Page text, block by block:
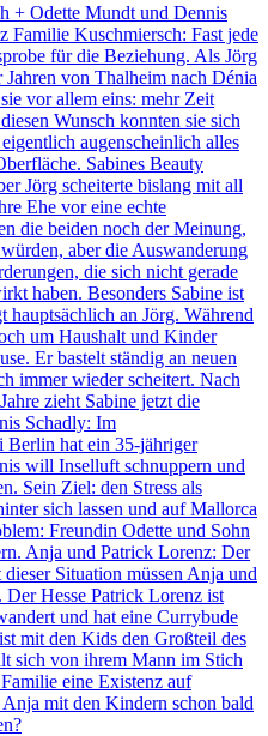
+ Odette Mundt und Dennis
Familie Kuschmiersch: Fast jede
für die Beziehung. Als Jörg
von Thalheim nach Dénia
vor allem eins: mehr Zeit
Wunsch konnten sie sich
augenscheinlich alles
Sabines Beauty
Jörg scheiterte bislang mit all
Ehe vor eine echte
die beiden noch der Meinung,
aber die Auswanderung
die sich nicht gerade
haben. Besonders Sabine ist
hauptsächlich an Jörg. Während
um Haushalt und Kinder
Er bastelt ständig an neuen
immer wieder scheitert. Nach
zieht Sabine jetzt die
Schadly: Im
Berlin hat ein 35-jähriger
will Inselluft schnuppern und
Sein Ziel: den Stress als
sich lassen und auf Mallorca
Freundin Odette und Sohn
Anja und Patrick Lorenz: Der
Situation müssen Anja und
Hesse Patrick Lorenz ist
und hat eine Currybude
mit den Kids den Großteil des
sich von ihrem Mann im Stich
eine Existenz auf
mit den Kindern schon bald